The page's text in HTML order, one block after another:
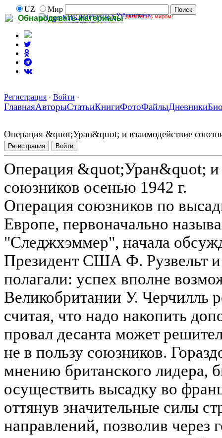
Обнародовать материалы делитесь с миром!
UZ
Мир
БИБЛИОТЕКАУзбекистана
Регистрация · Войти ·
ГлавнаяАвторыСтатьиКнигиФотоФайлыДневники
Операция &quot;Уран&quot; и взаимодействие
Регистрация Войти
Операция &quot;Уран&quot; и
союзников осенью 1942 г.
Операция союзников по
Европе, первоначально
"Следжхэммер", начала
Президент США Ф. Рузвельт и
полагали: успех вполне
Великобритании У. Черчилль
считая, что надо накопить
провал десанта может
не в пользу союзников.
мнению британского лидера,
осуществить высадку во
оттянув значительные силы
направлений, позволив через